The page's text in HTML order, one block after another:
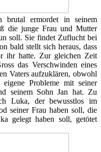
brutal ermordet in seinem
die junge Frau und Mutter
soll. Sie findet Zuflucht bei
bald stellt sich heraus, dass
ihr hatte. Zur gleichen Zeit
das Verschwinden eines
Vaters aufzuklären, obwohl
Probleme mit seiner
seinem Sohn Jan hat. Zu
Luka, der bewusstlos im
seiner Frau haben soll, die
gelegt haben soll, getötet